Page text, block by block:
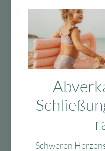
Sprossenwände
montieren zu
gewährleisten.
Bewertungen (0)
Schweren